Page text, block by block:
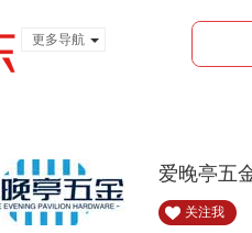
更多导航
爱晚亭五
关注我